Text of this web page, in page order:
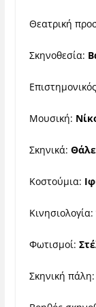
Θεατρική
Σκηνοθεσία:
Μουσική:
Σκηνικά:
Κοστούμια:
Κινησιολογία:
Φωτισμοί:
Σκηνική πάλη: